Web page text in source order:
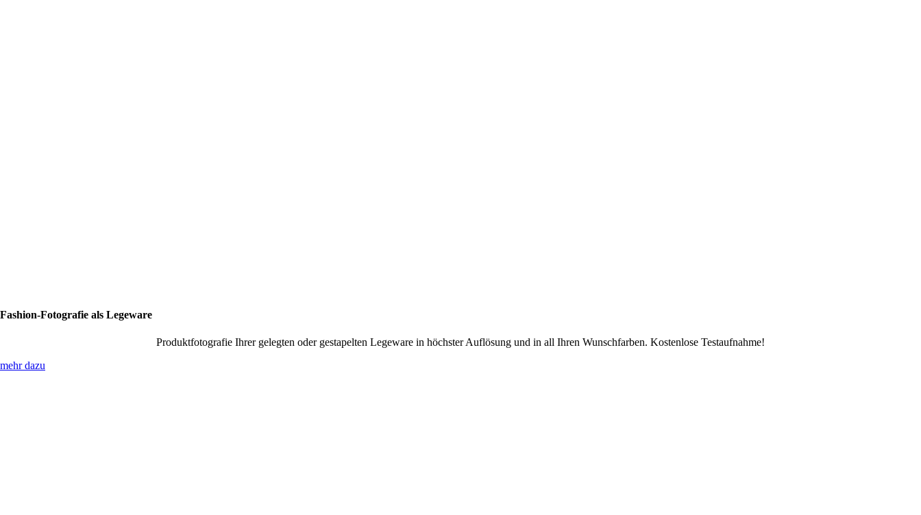
Fashion-Fotografie als Legeware
Produktfotografie Ihrer gelegten oder gestapelten Legeware in höchster Auflösung und in all Ihren Wunschfarben. Kostenlose Testaufnahme!
mehr dazu